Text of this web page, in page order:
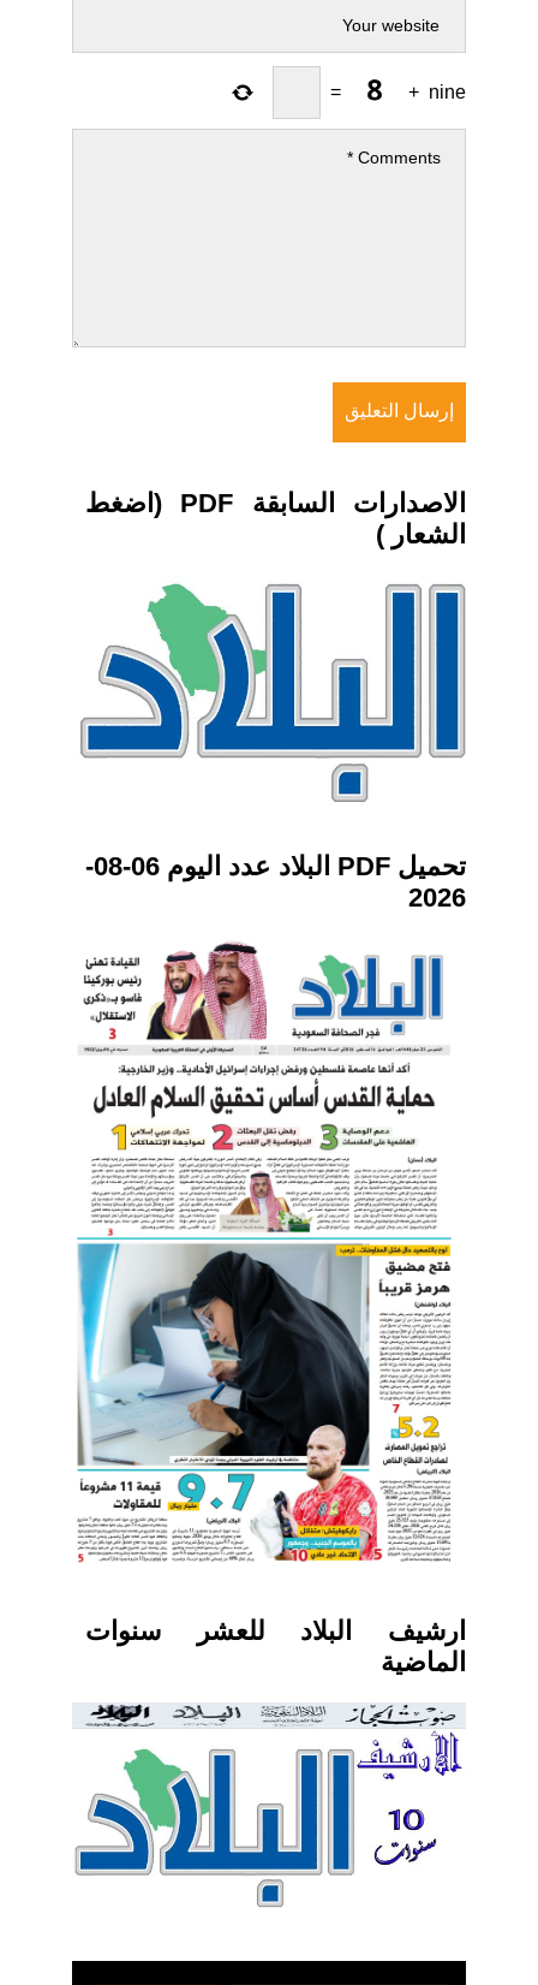
nine
+
=
الاصدارات السابقة PDF (اضغط
الشعار )
تحميل PDF البلاد عدد اليوم 06-08-
2026
ارشيف البلاد للعشر سنوات
الماضية